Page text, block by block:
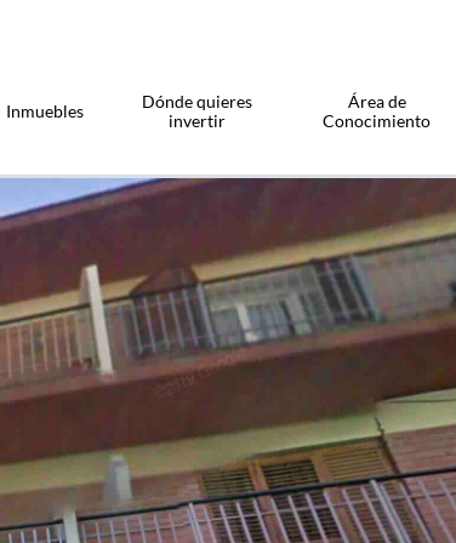
Inmuebles
Dónde quieres
invertir
Área de
Conocimiento